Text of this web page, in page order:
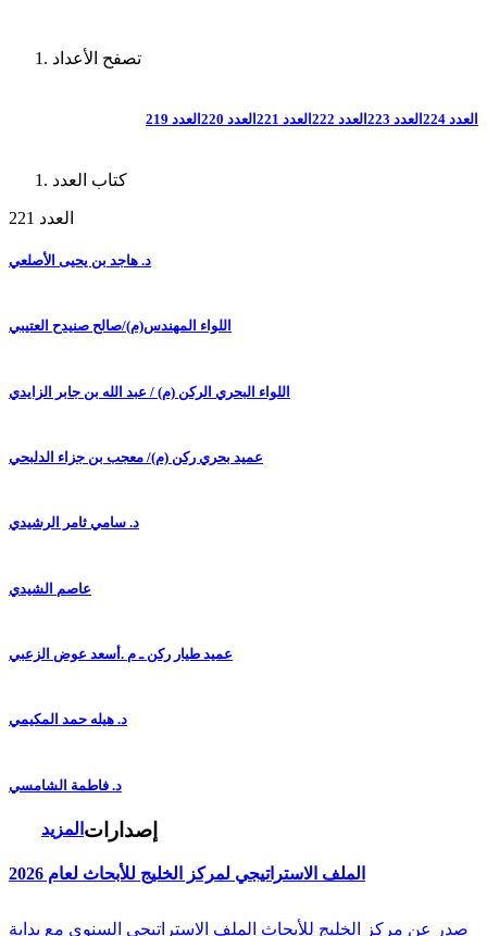
تصفح الأعداد
العدد 224 العدد 223 العدد 222 العدد 221 العدد 220 العدد 219
كتاب العدد
العدد 221
د. هاجد بن يحيى الأصلعي
اللواء المهندس(م)/صالح صنيدح العتيبي
اللواء البحري الركن (م) / عبد الله بن جابر الزايدي
عميد بحري ركن (م)/ معجب بن جزاء الدلبحي
د. سامي ثامر الرشيدي
عاصم الشيدي
عميد طيار ركن ـ م .أسعد عوض الزعبي
د. هيله حمد المكيمي
د. فاطمة الشامسي
المزيد إصدارات
الملف الاستراتيجي لمركز الخليج للأبحاث لعام 2026
صدر عن مركز الخليج للأبحاث الملف الاستراتيجي السنوي مع بداية